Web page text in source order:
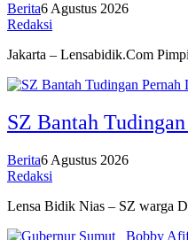
Berita6 Agustus 2026
Redaksi
Jakarta – Lensabidik.Com
SZ Bantah
Berita6 Agustus 2026
Redaksi
Lensa Bidik Nias – SZ warga